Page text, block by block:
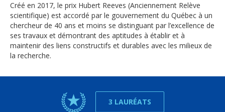
Créé en 2017, le prix Hubert Reeves (Anciennement Relève
scientifique) est accordé par le gouvernement du Québec à un
chercheur de 40 ans et moins se distinguant par l’excellence de
ses travaux et démontrant des aptitudes à établir et à
maintenir des liens constructifs et durables avec les milieux de
la recherche.
3 LAURÉATS